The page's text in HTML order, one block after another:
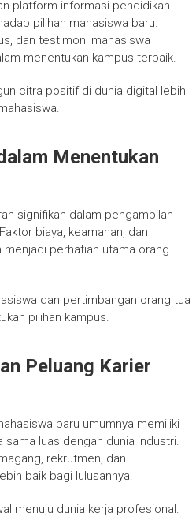
platform informasi pendidikan
pilihan mahasiswa baru.
dan testimoni mahasiswa
menentukan kampus terbaik.
citra positif di dunia digital lebih
Menentukan
signifikan dalam pengambilan
biaya, keamanan, dan
perhatian utama orang
dan pertimbangan orang tua
pilihan kampus.
Peluang Karier
baru umumnya memiliki
sama luas dengan dunia industri.
rekrutmen, dan
baik bagi lulusannya.
menuju dunia kerja profesional.